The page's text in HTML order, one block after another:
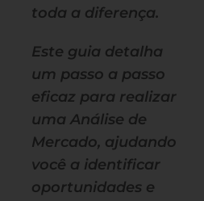
toda a diferença.
Este guia detalha
um passo a passo
eficaz para realizar
uma Análise de
Mercado, ajudando
você a identificar
oportunidades e